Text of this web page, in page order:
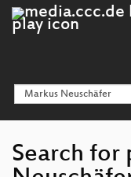
Search for